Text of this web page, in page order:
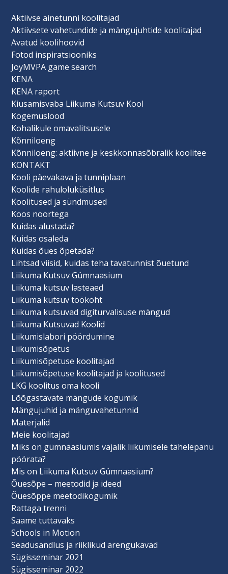
Aktiivse ainetunni koolitajad
Aktiivsete vahetundide ja mängujuhtide koolitajad
Avatud koolihoovid
Fotod inspiratsiooniks
JoyMVPA game search
KENA
KENA raport
Kiusamisvaba Liikuma Kutsuv Kool
Kogemuslood
Kohalikule omavalitsusele
Kõnniloeng
Kõnniloeng: aktiivne ja keskkonnasõbralik koolitee
KONTAKT
Kooli päevakava ja tunniplaan
Koolide rahuloluküsitlus
Koolitused ja sündmused
Koos noortega
Kuidas alustada?
Kuidas osaleda
Kuidas õues õpetada?
Lihtsad viisid, kuidas teha tavatunnist õuetund
Liikuma Kutsuv Gümnaasium
Liikuma kutsuv lasteaed
Liikuma kutsuv töökoht
Liikuma kutsuvad digiturvalisuse mängud
Liikuma Kutsuvad Koolid
Liikumislabori pöördumine
Liikumisõpetus
Liikumisõpetuse koolitajad
Liikumisõpetuse koolitajad ja koolitused
LKG koolitus oma kooli
Lõõgastavate mängude kogumik
Mängujuhid ja mänguvahetunnid
Materjalid
Meie koolitajad
Miks on gümnaasiumis vajalik liikumisele tähelepanu
pöörata?
Mis on Liikuma Kutsuv Gümnaasium?
Õuesõpe – meetodid ja ideed
Õuesõppe meetodikogumik
Rattaga trenni
Saame tuttavaks
Schools in Motion
Seadusandlus ja riiklikud arengukavad
Sügisseminar 2021
Sügisseminar 2022